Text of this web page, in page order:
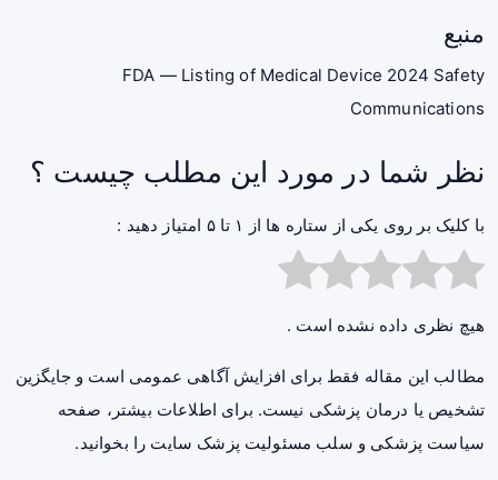
منبع
FDA — Listing of Medical Device 2024 Safety
Communications
نظر شما در مورد این مطلب چیست ؟
با کلیک بر روی یکی از ستاره ها از ۱ تا ۵ امتیاز دهید :
هیچ نظری داده نشده است .
مطالب این مقاله فقط برای افزایش آگاهی عمومی است و جایگزین
تشخیص یا درمان پزشکی نیست. برای اطلاعات بیشتر، صفحه
سیاست پزشکی و سلب مسئولیت پزشک سایت را بخوانید.